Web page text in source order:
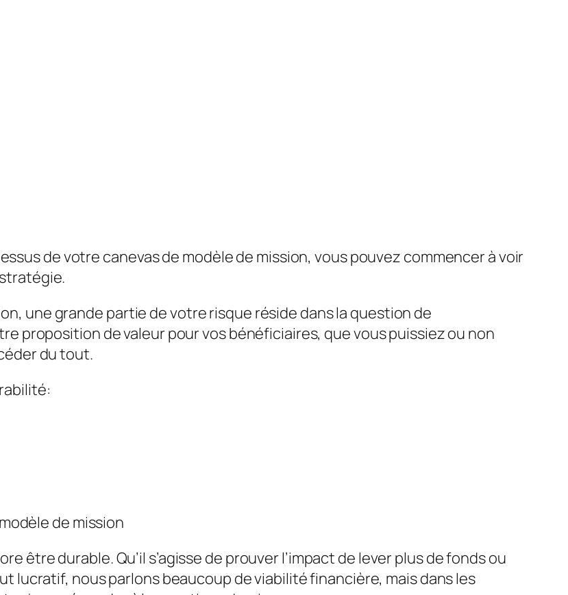
de votre canevas de modèle de mission, vous pouvez commencer à voir
une grande partie de votre risque réside dans la question de
proposition de valeur pour vos bénéficiaires, que vous puissiez ou non
du tout.
de mission
être durable. Qu’il s’agisse de prouver l’impact de lever plus de fonds ou
lucratif, nous parlons beaucoup de viabilité financière, mais dans les